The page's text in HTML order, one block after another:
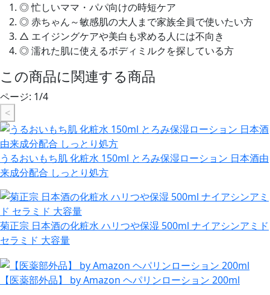
◎ 忙しいママ・パパ向けの時短ケア
◎ 赤ちゃん～敏感肌の大人まで家族全員で使いたい方
△ エイジングケアや美白も求める人には不向き
◎ 濡れた肌に使えるボディミルクを探している方
この商品に関連する商品
ページ: 1/4
<
うるおいもち肌 化粧水 150ml とろみ保湿ローション 日本酒由
来成分配合 しっとり処方
菊正宗 日本酒の化粧水 ハリつや保湿 500ml ナイアシンアミド
セラミド 大容量
【医薬部外品】 by Amazon ヘパリンローション 200ml